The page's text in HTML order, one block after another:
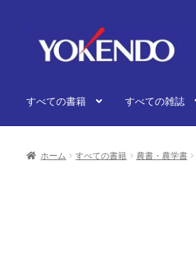
ョ
ス
へ
ッ
すべての書籍 すべての雑誌
ホーム すべての書籍 農書・農学書